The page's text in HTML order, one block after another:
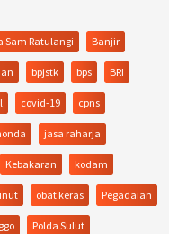
Sam Ratulangi Banjir
bpjstk bps BRI
covid-19 cpns
jasa raharja
Kebakaran kodam
obat keras Pegadaian
Polda Sulut